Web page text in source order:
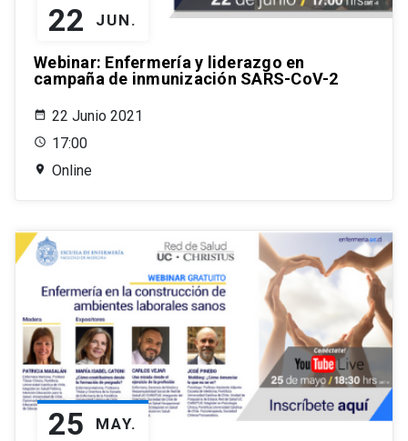
22 JUN.
Webinar: Enfermería y liderazgo en
campaña de inmunización SARS-CoV-2
22 Junio 2021
17:00
Online
25 MAY.